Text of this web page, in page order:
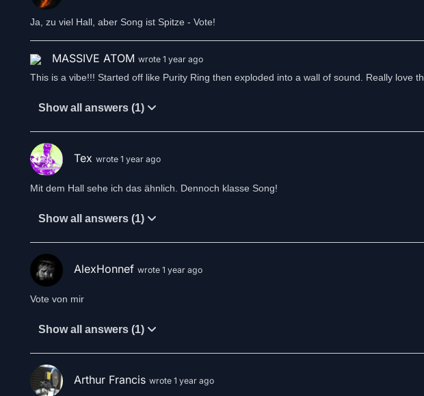
Ja, zu viel Hall, aber Song ist Spitze - Vote!
MASSIVE ATOM wrote 1 year ago
This is a vibe!!! Started off like Purity Ring then exploded into a wall of sound. Really love
Show all answers (1)
Tex wrote 1 year ago
Mit dem Hall sehe ich das ähnlich. Dennoch klasse Song!
Show all answers (1)
AlexHonnef wrote 1 year ago
Vote von mir
Show all answers (1)
Arthur Francis wrote 1 year ago